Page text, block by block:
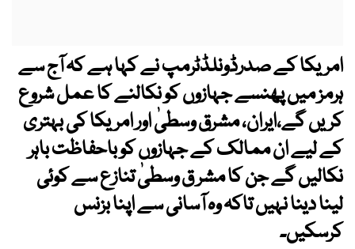
امریکا کے صدرڈونلڈٹرمپ نے کہا ہے کہ آج سے
ہرمز میں پھنسے جہازوں کو نکالنے کا عمل شروع
کریں گے،ایران، مشرق وسطیٰ اور امریکا کی بہتری
کے لیے ان ممالک کے جہازوں کو باحفاظت باہر
نکالیں گے جن کا مشر ق وسطیٰ تنازع سے کوئی
لینا دینا نہیں تاکہ وہ آسانی سے اپنا بزنس
کرسکیں۔